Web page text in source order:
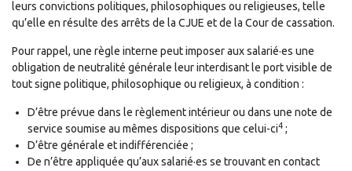
leurs convictions politiques, philosophiques ou religieuses, telle
qu’elle en résulte des arrêts de la CJUE et de la Cour de cassation.
Pour rappel, une règle interne peut imposer aux salarié·es une
obligation de neutralité générale leur interdisant le port visible de
tout signe politique, philosophique ou religieux, à condition :
D’être prévue dans le règlement intérieur ou dans une note de
service soumise au mêmes dispositions que celui-ci4 ;
D’être générale et indifférenciée ;
De n’être appliquée qu’aux salarié·es se trouvant en contact